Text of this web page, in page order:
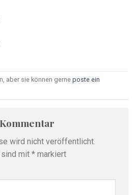
aber sie können gerne poste ein
wird nicht veröffentlicht.
mit * markiert